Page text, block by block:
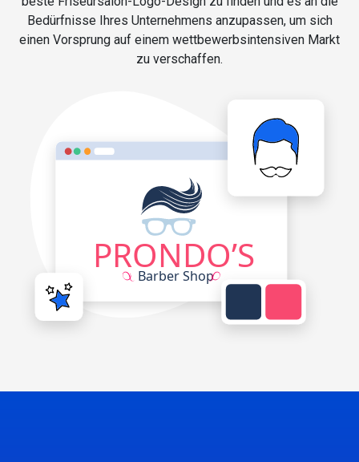
Bedürfnisse Ihres Unternehmens anzupassen, um sich
einen Vorsprung auf einem wettbewerbsintensiven Markt
zu verschaffen.